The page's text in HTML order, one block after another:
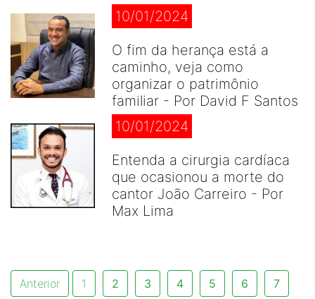
10/01/2024
O fim da herança está a
caminho, veja como
organizar o patrimônio
familiar - Por David F Santos
10/01/2024
Entenda a cirurgia cardíaca
que ocasionou a morte do
cantor João Carreiro - Por
Max Lima
Anterior 1 2 3 4 5 6 7